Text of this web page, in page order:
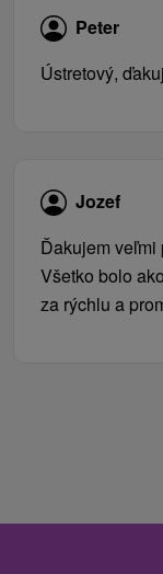
Peter
Ústretový,
Jozef
Ďakujem veľmi
Všetko bolo
za rýchlu a